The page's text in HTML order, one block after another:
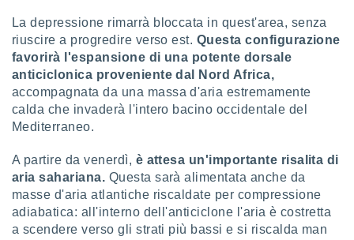
il
noi e i
simili
La depressione rimarrà bloccata in quest'area, senza
riuscire a progredire verso est. Questa configurazione
favorirà l'espansione di una potente dorsale
anticiclonica proveniente dal Nord Africa,
accompagnata da una massa d'aria estremamente
calda che invaderà l'intero bacino occidentale del
Mediterraneo.
A partire da venerdì, è attesa un'importante risalita di
aria sahariana. Questa sarà alimentata anche da
masse d'aria atlantiche riscaldate per compressione
adiabatica: all'interno dell'anticiclone l'aria è costretta
a scendere verso gli strati più bassi e si riscalda man